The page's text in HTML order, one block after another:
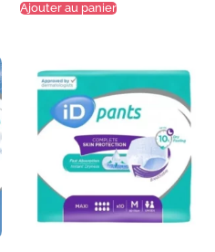
Ajouter au panier